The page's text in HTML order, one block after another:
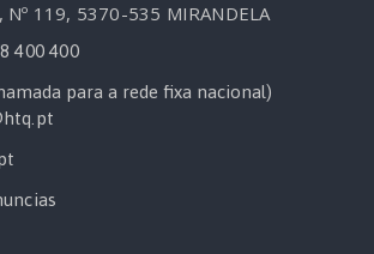
Nº 119, 5370-535 MIRANDELA
400 400
para a rede fixa nacional)